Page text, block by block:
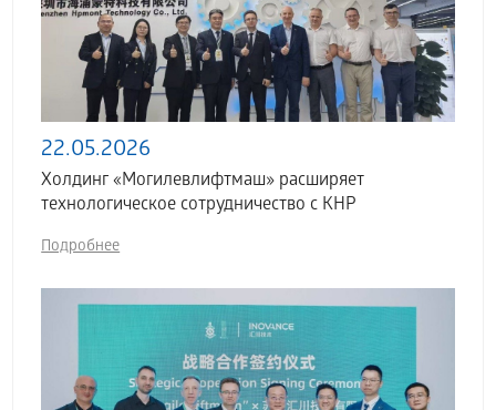
22.05.2026
Холдинг «Могилевлифтмаш» расширяет
технологическое сотрудничество с КНР
Подробнее